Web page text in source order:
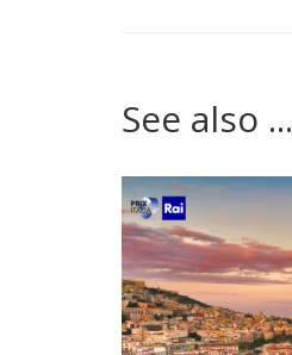
See also ...